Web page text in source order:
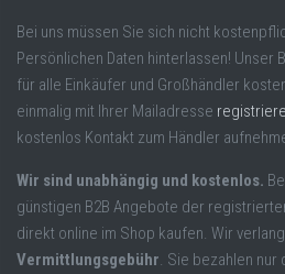
Bei uns müssen Sie sich nicht
Persönlichen Daten hinterlassen! Unser
für alle Einkäufer und Großhändler
einmalig mit Ihrer Mailadresse
kostenlos Kontakt zum Händler
Wir sind unabhängig und kostenlos.
günstigen B2B Angebote der
direkt online im Shop kaufen. Wir
Vermittlungsgebühr. Sie bezahlen nur